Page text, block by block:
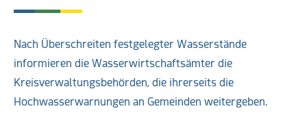
Nach Überschreiten festgelegter Wasserstände
informieren die Wasserwirtschaftsämter die
Kreisverwaltungsbehörden, die ihrerseits die
Hochwasserwarnungen an Gemeinden weitergeben.